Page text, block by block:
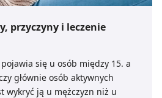
przyczyny i leczenie
się u osób między 15. a
głównie osób aktywnych
wykryć ją u mężczyzn niż u